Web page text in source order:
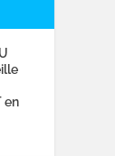
en